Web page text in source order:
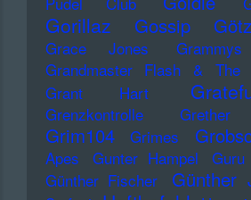
Gorillaz Gossip
Grace Jones Grammys
Grandmaster Flash & The
Grant Hart
Grenzkontrolle Grether
Grim104 Grimes
Apes
Gunter Hampel Guru
Günther Fischer
Günther